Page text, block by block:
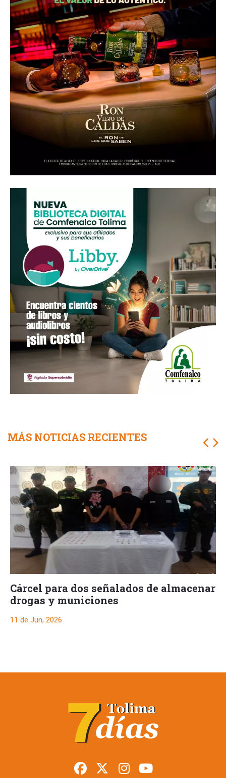
MÁS NOTICIAS RECIENTES
Cárcel para dos señalados de almacenar
drogas y municiones
11 de Jun, 2026
señalados de
almacenar drogas y
municiones